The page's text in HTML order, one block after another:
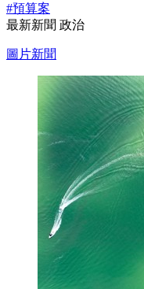
#預算案
最新新聞 政治
圖片新聞